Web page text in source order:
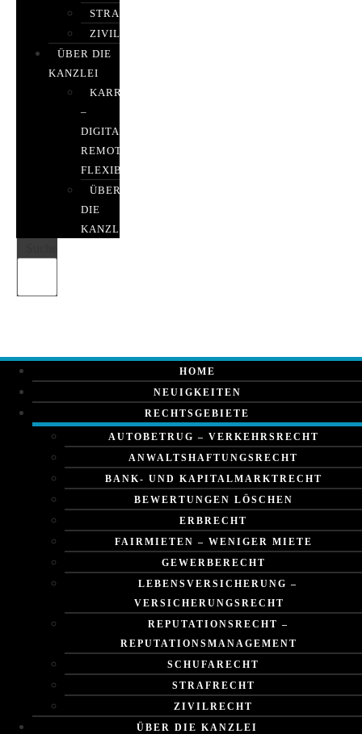
STRAFRECHT
ZIVILRECHT
ÜBER DIE
KANZLEI
KARRIERE
–
DIGITAL,
REMOTE,
FLEXIBEL
ÜBER
DIE
KANZLEI
HOME
NEUIGKEITEN
RECHTSGEBIETE
AUTOBETRUG – VERKEHRSRECHT
ANWALTSHAFTUNGSRECHT
BANK- UND KAPITALMARKTRECHT
BEWERTUNGEN LÖSCHEN
ERBRECHT
FAIRMIETEN – WENIGER MIETE
GEWERBERECHT
LEBENSVERSICHERUNG –
VERSICHERUNGSRECHT
REPUTATIONSRECHT –
REPUTATIONSMANAGEMENT
SCHUFARECHT
STRAFRECHT
ZIVILRECHT
ÜBER DIE KANZLEI